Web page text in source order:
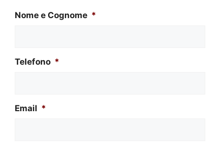
Nome e Cognome *
Telefono *
Email *